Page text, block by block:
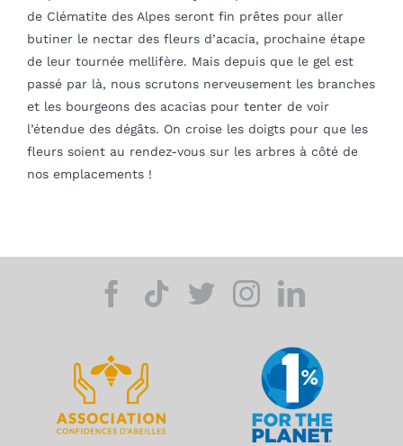
de Clématite des Alpes seront fin prêtes pour aller
butiner le nectar des fleurs d’acacia, prochaine étape
de leur tournée mellifère. Mais depuis que le gel est
passé par là, nous scrutons nerveusement les branches
et les bourgeons des acacias pour tenter de voir
l’étendue des dégâts. On croise les doigts pour que les
fleurs soient au rendez-vous sur les arbres à côté de
nos emplacements !